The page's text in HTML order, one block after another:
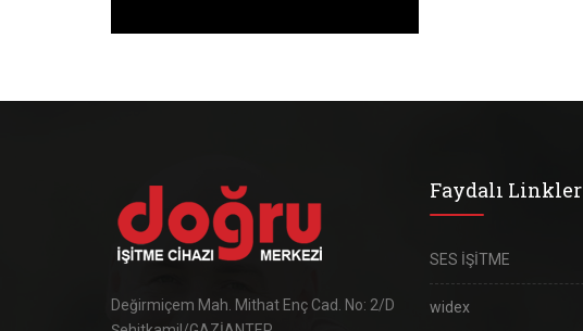
Değirmiçem Mah. Mithat Enç Cad. No: 2/D
Faydalı Linkler
SES İŞİTME
widex